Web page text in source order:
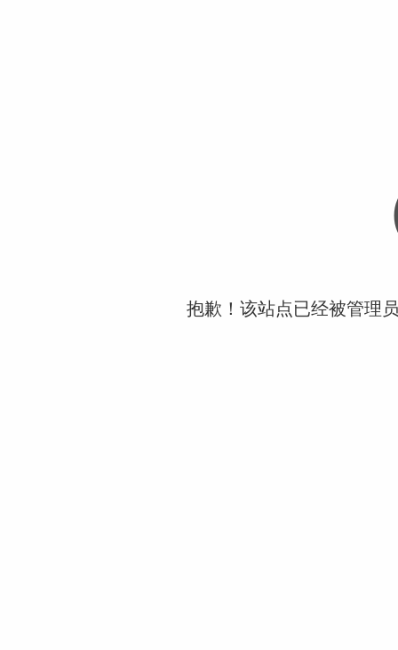
抱歉！该站点已经被管理